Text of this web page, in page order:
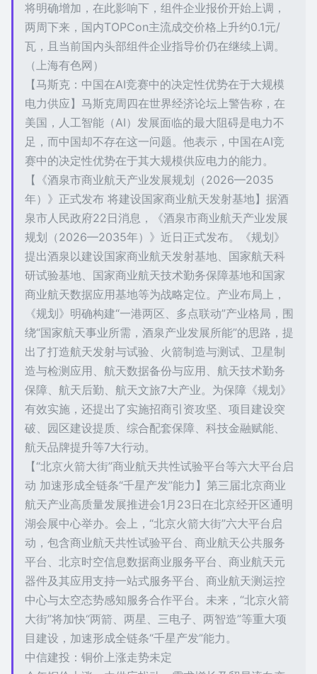
将明确增加，在此影响下，组件企业报价开始上调，
两周下来，国内TOPCon主流成交价格上升约0.1元/
瓦，且当前国内头部组件企业指导价仍在继续上调。
（上海有色网）
【马斯克：中国在AI竞赛中的决定性优势在于大规模
电力供应】马斯克周四在世界经济论坛上警告称，在
美国，人工智能（AI）发展面临的最大阻碍是电力不
足，而中国却不存在这一问题。他表示，中国在AI竞
赛中的决定性优势在于其大规模供应电力的能力。
【《酒泉市商业航天产业发展规划（2026—2035
年）》正式发布 将建设国家商业航天发射基地】据酒
泉市人民政府22日消息，《酒泉市商业航天产业发展
规划（2026—2035年）》近日正式发布。《规划》
提出酒泉以建设国家商业航天发射基地、国家航天科
研试验基地、国家商业航天技术勤务保障基地和国家
商业航天数据应用基地等为战略定位。产业布局上，
《规划》明确构建“一港两区、多点联动”产业格局，围
绕“国家航天事业所需，酒泉产业发展所能”的思路，提
出了打造航天发射与试验、火箭制造与测试、卫星制
造与检测应用、航天数据备份与应用、航天技术勤务
保障、航天后勤、航天文旅7大产业。为保障《规划》
有效实施，还提出了实施招商引资攻坚、项目建设突
破、园区建设提质、综合配套保障、科技金融赋能、
航天品牌提升等7大行动。
【“北京火箭大街”商业航天共性试验平台等六大平台启
动 加速形成全链条“千星产发”能力】第三届北京商业
航天产业高质量发展推进会1月23日在北京经开区通明
湖会展中心举办。会上，“北京火箭大街”六大平台启
动，包含商业航天共性试验平台、商业航天公共服务
平台、北京时空信息数据商业服务平台、商业航天元
器件及其应用支持一站式服务平台、商业航天测运控
中心与太空态势感知服务合作平台。未来，“北京火箭
大街”将加快“两箭、两星、三电子、两智造”等重大项
目建设，加速形成全链条“千星产发”能力。
中信建投：铜价上涨走势未定